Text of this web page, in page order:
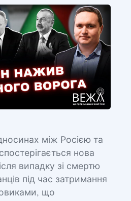
між Росією та
нова
випадку зі смертю
під час затримання
що